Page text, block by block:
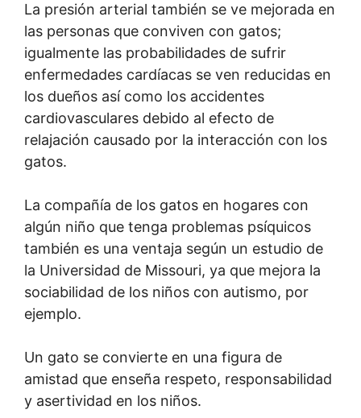
La presión arterial también se ve mejorada en
las personas que conviven con gatos;
igualmente las probabilidades de sufrir
enfermedades cardíacas se ven reducidas en
los dueños así como los accidentes
cardiovasculares debido al efecto de
relajación causado por la interacción con los
gatos.
La compañía de los gatos en hogares con
algún niño que tenga problemas psíquicos
también es una ventaja según un estudio de
la Universidad de Missouri, ya que mejora la
sociabilidad de los niños con autismo, por
ejemplo.
Un gato se convierte en una figura de
amistad que enseña respeto, responsabilidad
y asertividad en los niños.